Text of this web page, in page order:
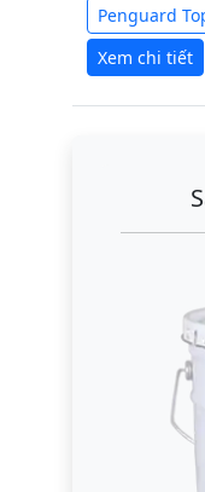
Penguard
Xem chi tiết